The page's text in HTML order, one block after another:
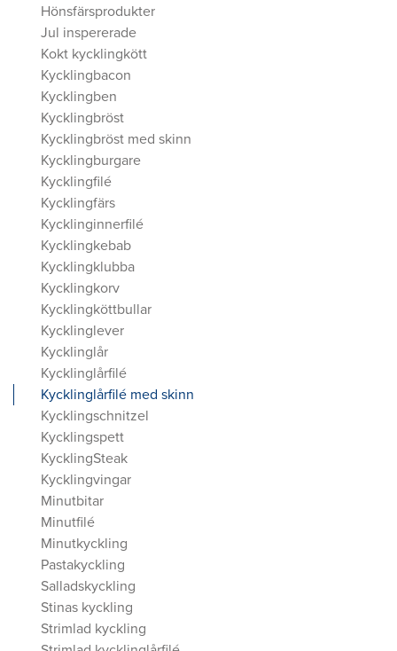
Hönsfärsprodukter
Jul inspererade
Kokt kycklingkött
Kycklingbacon
Kycklingben
Kycklingbröst
Kycklingbröst med skinn
Kycklingburgare
Kycklingfilé
Kycklingfärs
Kycklinginnerfilé
Kycklingkebab
Kycklingklubba
Kycklingkorv
Kycklingköttbullar
Kycklinglever
Kycklinglår
Kycklinglårfilé
Kycklinglårfilé med skinn
Kycklingschnitzel
Kycklingspett
KycklingSteak
Kycklingvingar
Minutbitar
Minutfilé
Minutkyckling
Pastakyckling
Salladskyckling
Stinas kyckling
Strimlad kyckling